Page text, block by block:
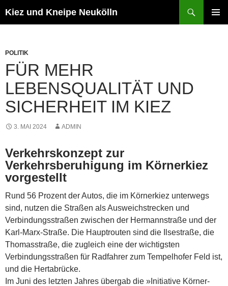
Inhalt
Kiez und Kneipe Neukölln
POLITIK
FÜR MEHR
LEBENSQUALITÄT UND
SICHERHEIT IM KIEZ
3. MAI 2024 ADMIN
Verkehrskonzept zur
Verkehrsberuhigung im Körnerkiez
vorgestellt
Rund 56 Prozent der Autos, die im Körnerkiez unterwegs
sind, nutzen die Straßen als Ausweichstrecken und
Verbindungsstraßen zwischen der Hermannstraße und der
Karl-Marx-Straße. Die Hauptrouten sind die Ilsestraße, die
Thomasstraße, die zugleich eine der wichtigsten
Verbindungsstraßen für Radfahrer zum Tempelhofer Feld ist,
und die Hertabrücke.
Im Juni des letzten Jahres übergab die »Initiative Körner-